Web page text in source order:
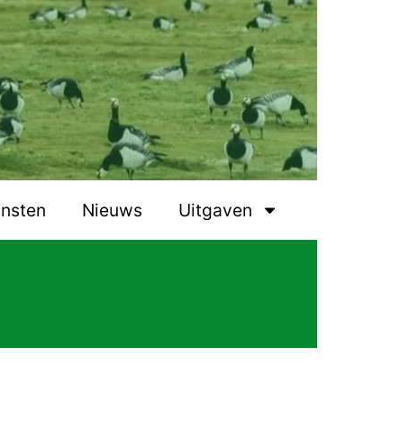
Nieuws Uitgaven